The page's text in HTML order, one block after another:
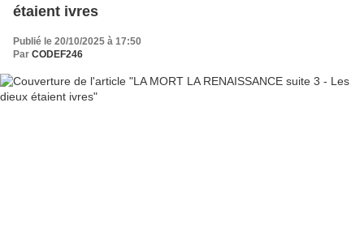
étaient ivres
Publié le 20/10/2025 à 17:50
Par CODEF246